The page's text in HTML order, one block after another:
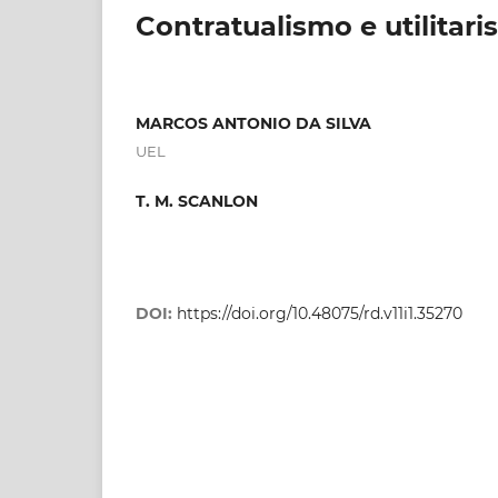
Contratualismo e
MARCOS ANTONIO DA SILVA
UEL
T. M. SCANLON
DOI: https://doi.org/10.48075/rd.v11i1.35270